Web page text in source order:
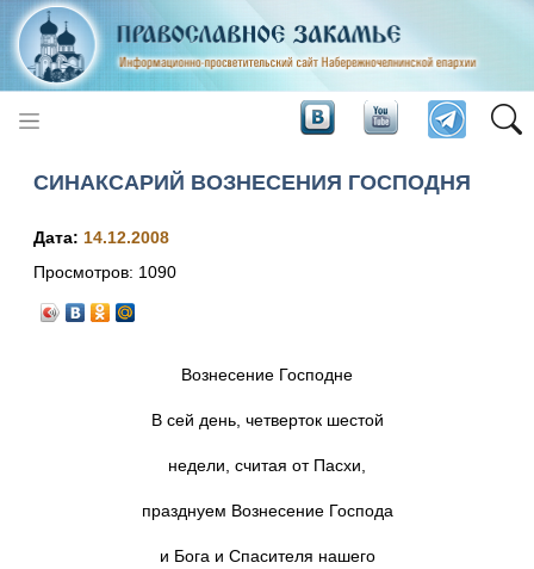
СИНАКСАРИЙ ВОЗНЕСЕНИЯ ГОСПОДНЯ
Дата: 14.12.2008
Просмотров: 1090
Вознесение Господне
В сей день, четверток шестой
недели, считая от Пасхи,
празднуем Вознесение Господа
и Бога и Спасителя нашего